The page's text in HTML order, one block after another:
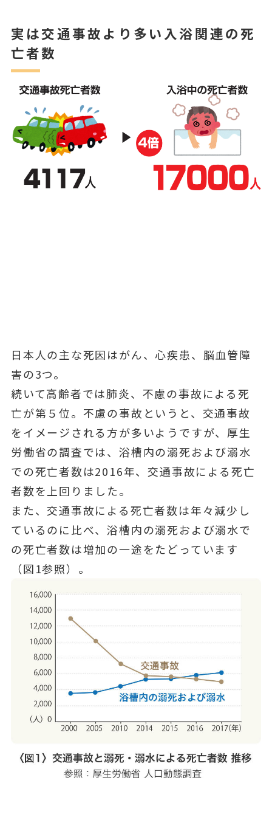
実は交通事故より多い入浴関連の死
亡者数
日本人の主な死因はがん、心疾患、脳血管障
害の3つ。
続いて高齢者では肺炎、不慮の事故による死
亡が第５位。不慮の事故というと、交通事故
をイメージされる方が多いようですが、厚生
労働省の調査では、浴槽内の溺死および溺水
での死亡者数は2016年、交通事故による死亡
者数を上回りました。
また、交通事故による死亡者数は年々減少し
ているのに比べ、浴槽内の溺死および溺水で
の死亡者数は増加の一途をたどっています
（図1参照）。